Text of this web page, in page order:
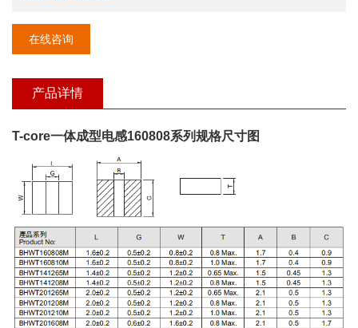
在线咨询
产品详情
T-core一体成型电感160808系列规格尺寸图